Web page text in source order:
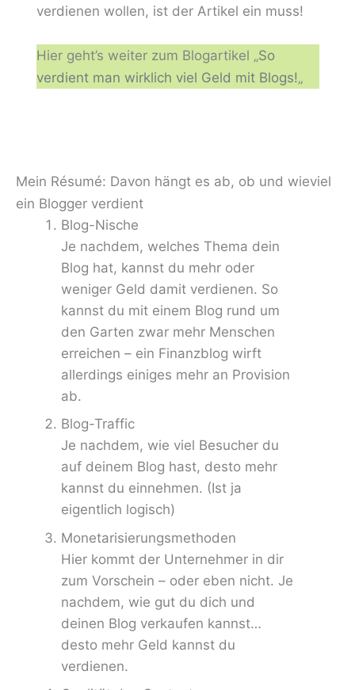
verdienen wollen, ist der Artikel ein muss!
Hier geht’s weiter zum Blogartikel „So
verdient man wirklich viel Geld mit Blogs!„
Mein Résumé: Davon hängt es ab, ob und wieviel
ein Blogger verdient
Blog-Nische
Je nachdem, welches Thema dein
Blog hat, kannst du mehr oder
weniger Geld damit verdienen. So
kannst du mit einem Blog rund um
den Garten zwar mehr Menschen
erreichen – ein Finanzblog wirft
allerdings einiges mehr an Provision
ab.
Blog-Traffic
Je nachdem, wie viel Besucher du
auf deinem Blog hast, desto mehr
kannst du einnehmen. (Ist ja
eigentlich logisch)
Monetarisierungsmethoden
Hier kommt der Unternehmer in dir
zum Vorschein – oder eben nicht. Je
nachdem, wie gut du dich und
deinen Blog verkaufen kannst…
desto mehr Geld kannst du
verdienen.